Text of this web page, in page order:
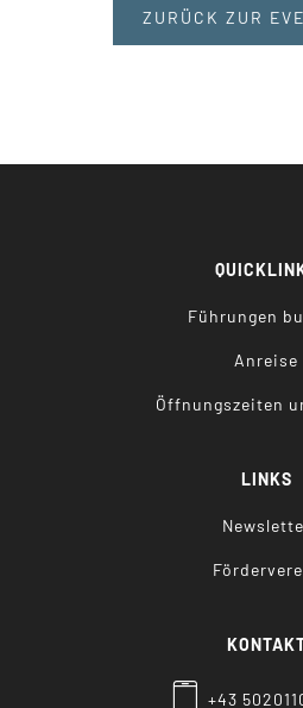
ZURÜCK ZUR
Führungen
Anreise
Öffnungszeiten
LINKS
+43